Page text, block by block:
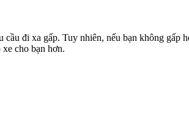
đi xa gấp. Tuy nhiên, nếu bạn không gấp
cho bạn hơn.